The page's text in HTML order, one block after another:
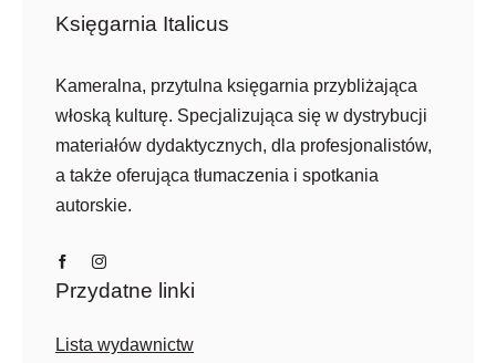
Księgarnia Italicus
Kameralna, przytulna księgarnia przybliżająca
włoską kulturę. Specjalizująca się w dystrybucji
materiałów dydaktycznych, dla profesjonalistów,
a także oferująca tłumaczenia i spotkania
autorskie.
Przydatne linki
Lista wydawnictw